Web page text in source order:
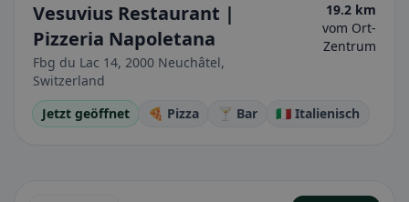
Vesuvius Restaurant |
Pizzeria Napoletana
Fbg du Lac 14, 2000 Neuchâtel,
Switzerland
19.2 km
vom Ort-
Zentrum
Jetzt geöffnet 🍕 Pizza 🍸 Bar 🇮🇹 Italienisch